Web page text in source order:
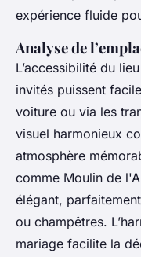
expérience fluide
Analyse de
L’accessibilité du
invités puissent
voiture ou via les
visuel harmonieux
atmosphère
comme Moulin de
élégant,
ou champêtres.
mariage facilite la